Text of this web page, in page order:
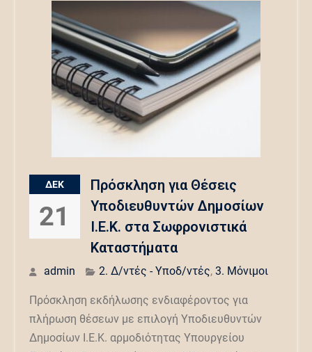
ΔΕΚ
21
Πρόσκληση για Θέσεις
Υποδιευθυντών Δημοσίων
Ι.Ε.Κ. στα Σωφρονιστικά
Καταστήματα
admin 2. Δ/ντές - Υποδ/ντές, 3. Μόνιμοι
Πρόσκληση εκδήλωσης ενδιαφέροντος για
πλήρωση θέσεων με επιλογή Υποδιευθυντών
Δημοσίων Ι.Ε.Κ. αρμοδιότητας Υπουργείου